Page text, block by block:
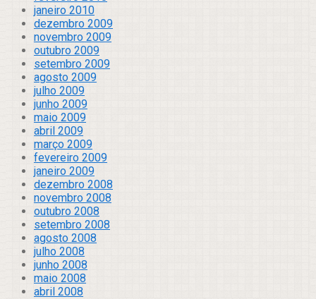
janeiro 2010
dezembro 2009
novembro 2009
outubro 2009
setembro 2009
agosto 2009
julho 2009
junho 2009
maio 2009
abril 2009
março 2009
fevereiro 2009
janeiro 2009
dezembro 2008
novembro 2008
outubro 2008
setembro 2008
agosto 2008
julho 2008
junho 2008
maio 2008
abril 2008